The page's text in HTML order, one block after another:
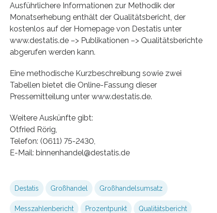
Ausführlichere Informationen zur Methodik der
Monatserhebung enthält der Qualitätsbericht, der
kostenlos auf der Homepage von Destatis unter
www.destatis.de –> Publikationen –> Qualitätsberichte
abgerufen werden kann.
Eine methodische Kurzbeschreibung sowie zwei
Tabellen bietet die Online-Fassung dieser
Pressemitteilung unter www.destatis.de.
Weitere Auskünfte gibt:
Otfried Rörig,
Telefon: (0611) 75-2430,
E-Mail: binnenhandel@destatis.de
Destatis Großhandel Großhandelsumsatz
Messzahlenbericht Prozentpunkt Qualitätsbericht